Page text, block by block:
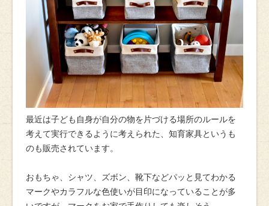
最近は子ども自身が自分の物を片づける場所のルールを
考えて実行できるように考えられた、知育家具というも
のも販売されています。
おもちゃ、シャツ、ズボン、靴下などパッと見てわかる
マークやカラフルな色使いが目印になっていることが多